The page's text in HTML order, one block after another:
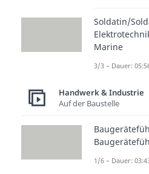
Soldatin/
Marine
3/3 – Dauer:
Handwerk & Industrie
Auf der Baustelle
1/6 – Dauer: